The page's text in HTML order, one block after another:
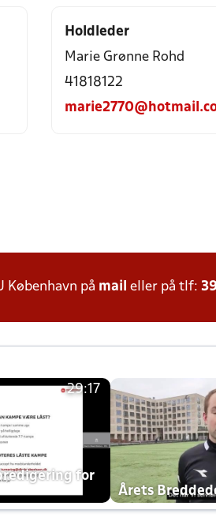
Holdleder
Marie Grønne Rohd
41818122
København på mail eller på tlf:
29:17
for
Årets